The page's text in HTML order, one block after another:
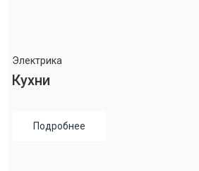
Электрика
Кухни
Подробнее